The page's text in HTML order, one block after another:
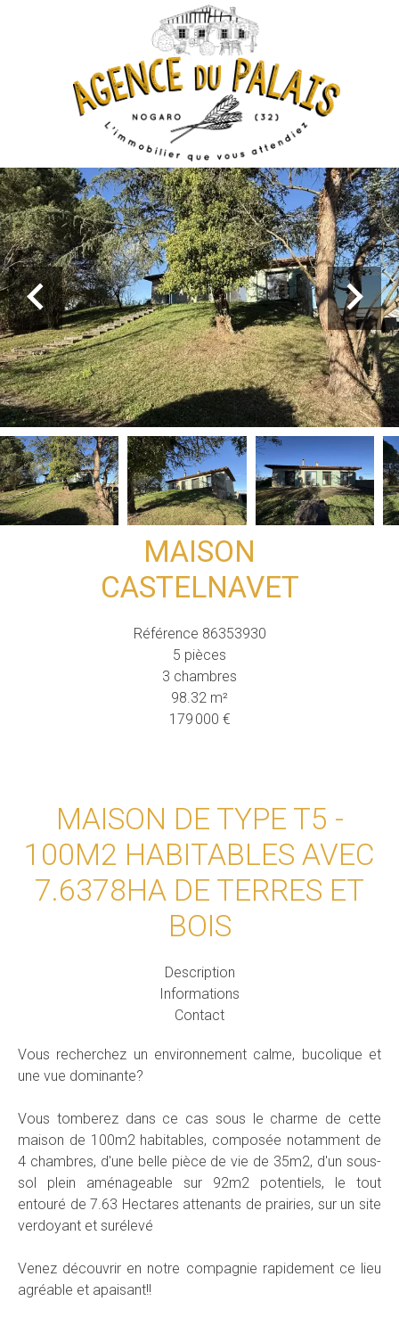
MAISON
CASTELNAVET
Référence 86353930
5 pièces
3 chambres
98.32 m²
179 000 €
MAISON DE TYPE T5 -
100M2 HABITABLES AVEC
7.6378HA DE TERRES ET
BOIS
Description
Informations
Contact
Vous recherchez un environnement calme, bucolique et
une vue dominante?
Vous tomberez dans ce cas sous le charme de cette
maison de 100m2 habitables, composée notamment de
4 chambres, d'une belle pièce de vie de 35m2, d'un sous-
sol plein aménageable sur 92m2 potentiels, le tout
entouré de 7.63 Hectares attenants de prairies, sur un site
verdoyant et surélevé
Venez découvrir en notre compagnie rapidement ce lieu
agréable et apaisant!!